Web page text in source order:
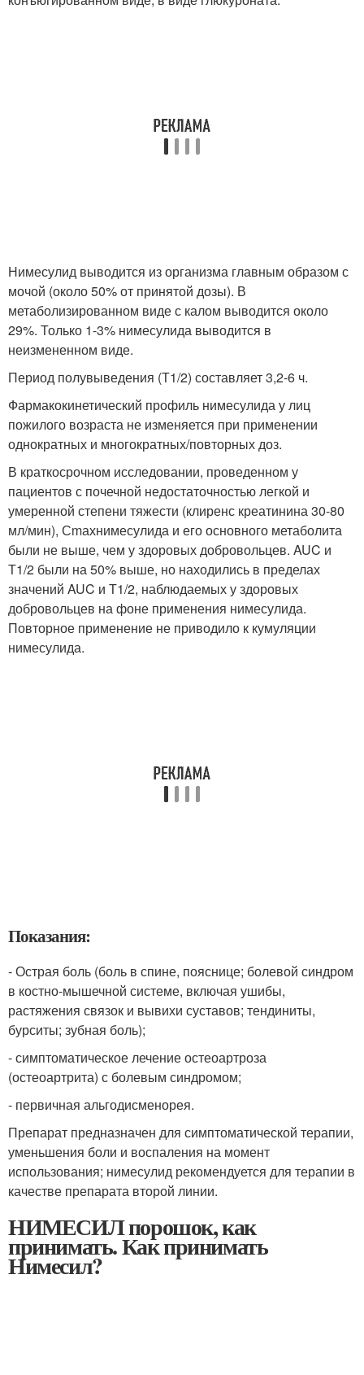
Нимесулид выводится из организма главным образом с
мочой (около 50% от принятой дозы). В
метаболизированном виде с калом выводится около
29%. Только 1-3% нимесулида выводится в
неизмененном виде.
Период полувыведения (Т1/2) составляет 3,2-6 ч.
Фармакокинетический профиль нимесулида у лиц
пожилого возраста не изменяется при применении
однократных и многократных/повторных доз.
В краткосрочном исследовании, проведенном у
пациентов с почечной недостаточностью легкой и
умеренной степени тяжести (клиренс креатинина 30-80
мл/мин), Сmахнимесулида и его основного метаболита
были не выше, чем у здоровых добровольцев. AUC и
Т1/2 были на 50% выше, но находились в пределах
значений AUC и Т1/2, наблюдаемых у здоровых
добровольцев на фоне применения нимесулида.
Повторное применение не приводило к кумуляции
нимесулида.
Показания:
- Острая боль (боль в спине, пояснице; болевой синдром
в костно-мышечной системе, включая ушибы,
растяжения связок и вывихи суставов; тендиниты,
бурситы; зубная боль);
- симптоматическое лечение остеоартроза
(остеоартрита) с болевым синдромом;
- первичная альгодисменорея.
Препарат предназначен для симптоматической терапии,
уменьшения боли и воспаления на момент
использования; нимесулид рекомендуется для терапии в
качестве препарата второй линии.
НИМЕСИЛ порошок, как
принимать. Как принимать
Нимесил?